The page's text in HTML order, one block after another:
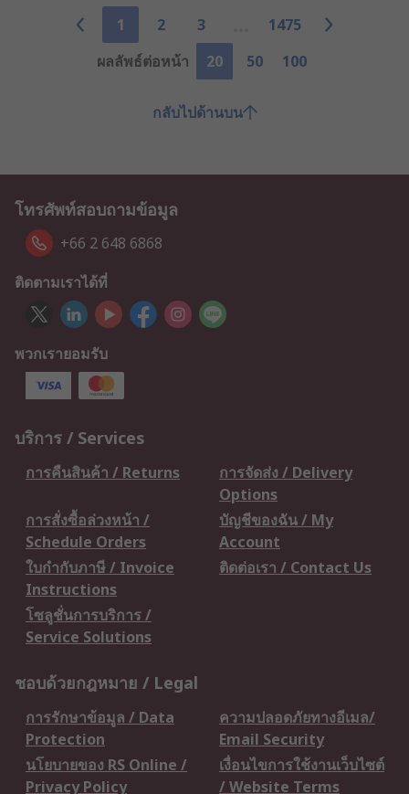
1 2 3
1475
ผลลัพธ์ต่อหน้า
20 50 100
กลับไปด้านบน
โทรศัพท์สอบถามข้อมูล
+66 2 648 6868
ติดตามเราได้ที่
พวกเรายอมรับ
บริการ / Services
การคืนสินค้า / Returns
การจัดส่ง / Delivery
Options
การสั่งซื้อล่วงหน้า /
Schedule Orders
บัญชีของฉัน / My
Account
ใบกำกับภาษี / Invoice
Instructions
ติดต่อเรา / Contact Us
โซลูชั่นการบริการ /
Service Solutions
ชอบด้วยกฎหมาย / Legal
การรักษาข้อมูล / Data
Protection
ความปลอดภัยทางอีเมล/
Email Security
นโยบายของ RS Online /
Privacy Policy
เงื่อนไขการใช้งานเว็บไซต์
/ Website Terms